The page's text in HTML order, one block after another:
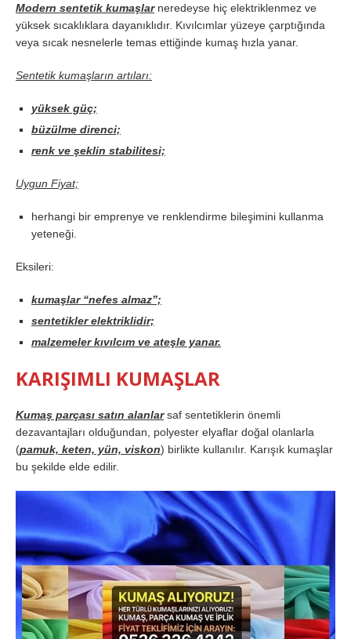
Modern sentetik kumaşlarneredeyse hiç elektriklenmez ve
yüksek sıcaklıklara dayanıklıdır. Kıvılcımlar yüzeye çarptığında
veya sıcak nesnelerle temas ettiğinde kumaş hızla yanar.
Sentetik kumaşların artıları:
yüksek güç;
büzülme direnci;
renk ve şeklin stabilitesi;
Uygun Fiyat;
herhangi bir emprenye ve renklendirme bileşimini kullanma
yeteneği.
Eksileri:
kumaşlar “nefes almaz”;
sentetikler elektriklidir;
malzemeler kıvılcım ve ateşle yanar.
KARIŞIMLI KUMAŞLAR
Kumaş parçası satın alanlarsaf sentetiklerin önemli
dezavantajları olduğundan, polyester elyaflar doğal olanlarla
(pamuk, keten, yün, viskon) birlikte kullanılır. Karışık kumaşlar
bu şekilde elde edilir.